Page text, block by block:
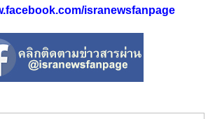
isranewsfanpage